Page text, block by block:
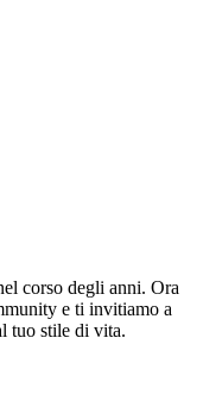
corso degli anni. Ora
e ti invitiamo a
tuo stile di vita.